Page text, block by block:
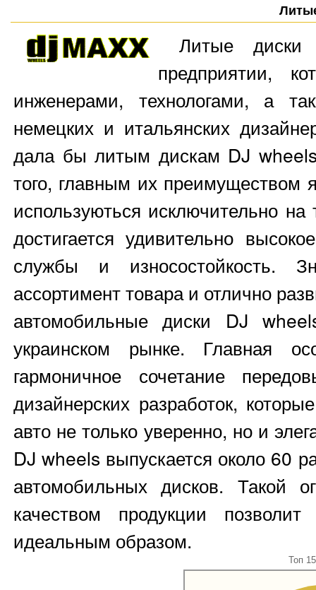
Литые диски
предприятии,
инженерами, технологами, а
немецких и итальянских
дала бы литым дискам DJ
того, главным их преимуществом
используються исключительно
достигается удивительно
службы и износостойкость.
ассортимент товара и отлично
автомобильные диски DJ
украинском рынке. Главная
гармоничное сочетание
дизайнерских разработок,
авто не только уверенно, но и
DJ wheels выпускается около 60
автомобильных дисков. Такой
качеством продукции
идеальным образом.
Топ